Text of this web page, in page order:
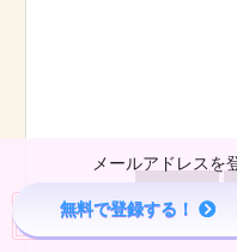
Home
メールアドレスを
無料で登録する！